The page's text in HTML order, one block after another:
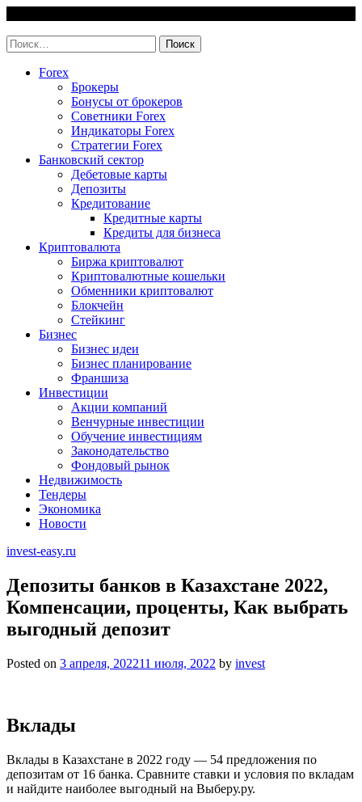
content
Найти:
Forex
Брокеры
Бонусы от брокеров
Советники Forex
Индикаторы Forex
Стратегии Forex
Банковский сектор
Дебетовые карты
Депозиты
Кредитование
Кредитные карты
Кредиты для бизнеса
Криптовалюта
Биржа криптовалют
Криптовалютные кошельки
Обменники криптовалют
Блокчейн
Стейкинг
Бизнес
Бизнес идеи
Бизнес планирование
Франшиза
Инвестиции
Акции компаний
Венчурные инвестиции
Обучение инвестициям
Законодательство
Фондовый рынок
Недвижимость
Тендеры
Экономика
Новости
invest-easy.ru
Депозиты банков в Казахстане 2022,
Компенсации, проценты, Как выбрать
выгодный депозит
Posted on 3 апреля, 202211 июля, 2022 by invest
Вклады
Вклады в Казахстане в 2022 году — 54 предложения по
депозитам от 16 банка. Сравните ставки и условия по вкладам
и найдите наиболее выгодный на Выберу.ру.